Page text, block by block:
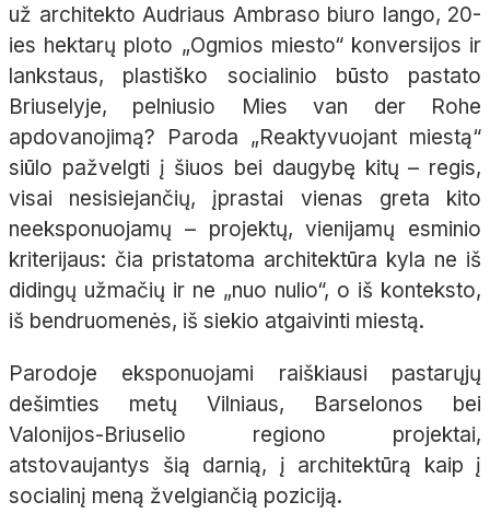
už architekto Audriaus Ambraso biuro lango, 20-
ies hektarų ploto „Ogmios miesto“ konversijos ir
lankstaus, plastiško socialinio būsto pastato
Briuselyje, pelniusio Mies van der Rohe
apdovanojimą? Paroda „Reaktyvuojant miestą“
siūlo pažvelgti į šiuos bei daugybę kitų – regis,
visai nesisiejančių, įprastai vienas greta kito
neeksponuojamų – projektų, vienijamų esminio
kriterijaus: čia pristatoma architektūra kyla ne iš
didingų užmačių ir ne „nuo nulio“, o iš konteksto,
iš bendruomenės, iš siekio atgaivinti miestą.
Parodoje eksponuojami raiškiausi pastarųjų
dešimties metų Vilniaus, Barselonos bei
Valonijos-Briuselio regiono projektai,
atstovaujantys šią darnią, į architektūrą kaip į
socialinį meną žvelgiančią poziciją.